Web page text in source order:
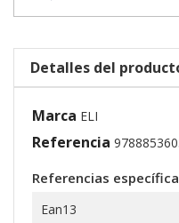
Detalles del
Marca ELI
Referencia
Referencias
Ean13